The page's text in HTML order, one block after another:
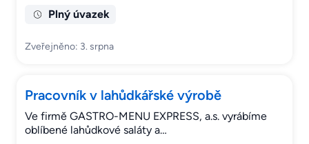
Plný úvazek
Zveřejněno: 3. srpna
Pracovník v lahůdkářské výrobě
Ve firmě GASTRO-MENU EXPRESS, a.s. vyrábíme
oblíbené lahůdkové saláty a…